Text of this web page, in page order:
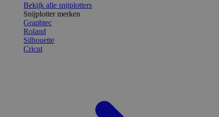
Bekijk alle snijplotters
Snijplotter merken
Graphtec
Roland
Silhouette
Cricut